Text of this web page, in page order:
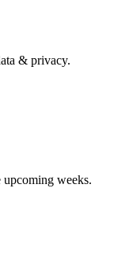
& privacy.
weeks.